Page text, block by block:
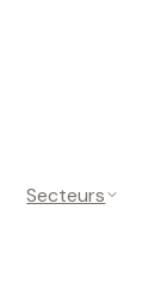
Secteurs